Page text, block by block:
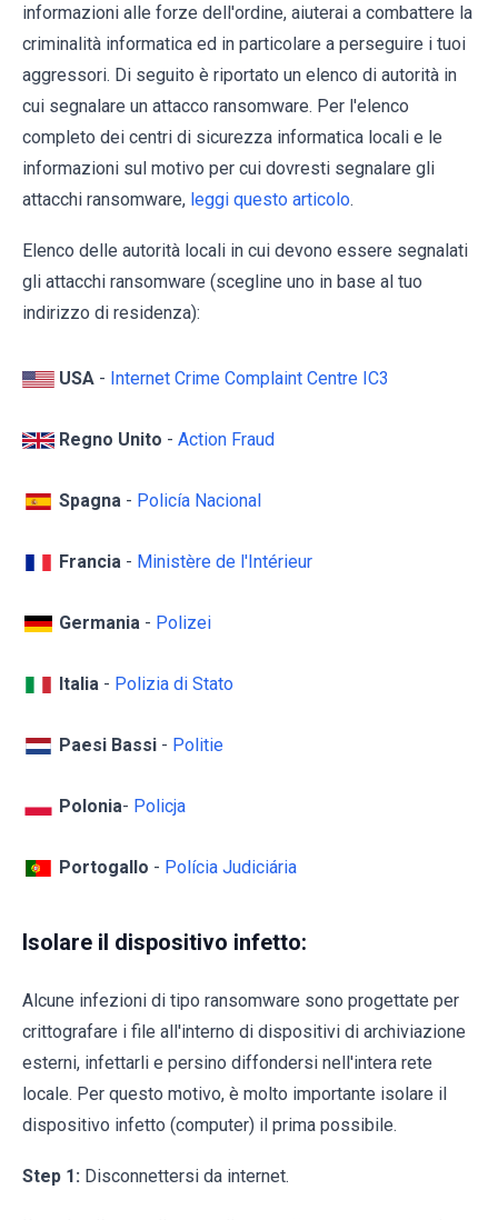
informazioni alle forze dell'ordine, aiuterai a combattere la
criminalità informatica ed in particolare a perseguire i tuoi
aggressori. Di seguito è riportato un elenco di autorità in
cui segnalare un attacco ransomware. Per l'elenco
completo dei centri di sicurezza informatica locali e le
informazioni sul motivo per cui dovresti segnalare gli
attacchi ransomware, leggi questo articolo.
Elenco delle autorità locali in cui devono essere segnalati
gli attacchi ransomware (scegline uno in base al tuo
indirizzo di residenza):
USA - Internet Crime Complaint Centre IC3
Regno Unito - Action Fraud
Spagna - Policía Nacional
Francia - Ministère de l'Intérieur
Germania - Polizei
Italia - Polizia di Stato
Paesi Bassi - Politie
Polonia- Policja
Portogallo - Polícia Judiciária
Isolare il dispositivo infetto:
Alcune infezioni di tipo ransomware sono progettate per
crittografare i file all'interno di dispositivi di archiviazione
esterni, infettarli e persino diffondersi nell'intera rete
locale. Per questo motivo, è molto importante isolare il
dispositivo infetto (computer) il prima possibile.
Step 1: Disconnettersi da internet.